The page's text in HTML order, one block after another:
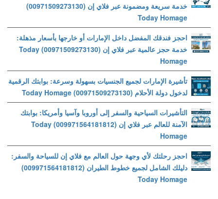
خدمة سريعة ومضمونة عبر فلاي إن (00971509273130)
Today Homage
احجز فندقك المفضل داخل الإمارات أو خارجها بأسعار مذهلة:
خدمة حجز عالمية عبر فلاي إن (00971509273130) Today
Homage
تأشيرة الإمارات لجميع الجنسيات بسهولة وسرعة: بوابتك الرقمية
لدخول دولة الأحلام (00971509273130) Today Homage
التأشيرات السياحية والسفر إلى أوروبا وآسيا وأمريكا: بوابتك
الآمنة للعالم عبر فلاي إن (009971564181812) Today
Homage
احجز رحلتك لأي وجهة حول العالم مع فلاي إن للسياحة والسفر:
دليلك الشامل لجميع خطوط الطيران (009971564181812)
Today Homage